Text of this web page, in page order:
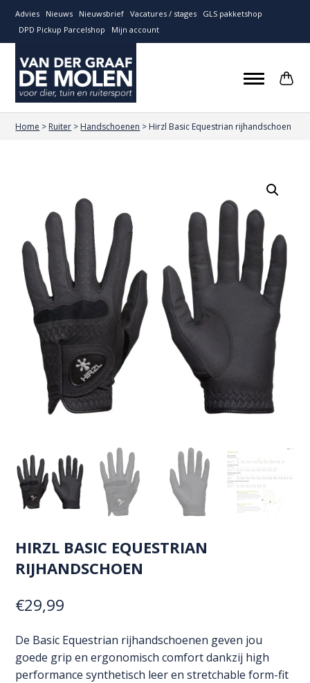
Advies Nieuws Nieuwsbrief Vacatures / stages
GLS pakketshop
DPD Pickup Parcelshop
Mijn account
Home > Ruiter > Handschoenen > Hirzl Basic Equestrian rijhandschoen
HIRZL BASIC EQUESTRIAN
RIJHANDSCHOEN
€29,99
De Basic Equestrian rijhandschoenen geven jou
goede grip en ergonomisch comfort dankzij high
performance synthetisch leer en stretchable form-fit